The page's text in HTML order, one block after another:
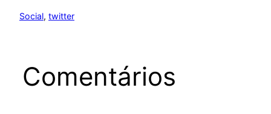
Social, twitter
Comentários